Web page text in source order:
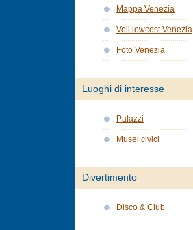
Mappa Venezia
Voli lowcost Venezia
Foto Venezia
Luoghi di interesse
Palazzi
Musei civici
Divertimento
Disco & Club